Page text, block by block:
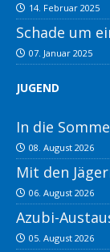
14. Februar 2025
Schade um
07. Januar 2025
JUGEND
In die
08. August 2026
Mit den
06. August 2026
Azubi-
05. August 2026